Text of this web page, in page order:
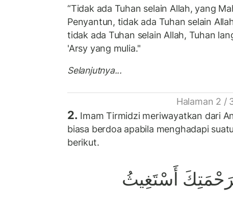
“Tidak ada Tuhan selain Allah, yang
Penyantun, tidak ada Tuhan selain
tidak ada Tuhan selain Allah, Tuhan
'Arsy yang mulia."
Selanjutnya...
Halaman 2 /
2. Imam Tirmidzi meriwayatkan dari
biasa berdoa apabila menghadapi
berikut.
أَسْتَغِيثُ